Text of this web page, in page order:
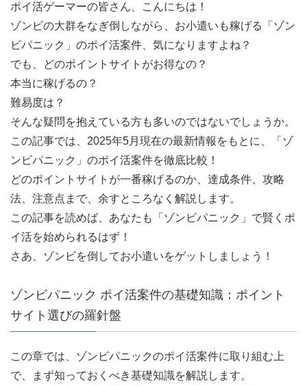
ポイ活ゲーマーの皆さん、こんにちは！
ゾンビの大群をなぎ倒しながら、お小遣いも稼げる「ゾン
ビパニック」のポイ活案件、気になりますよね？
でも、どのポイントサイトがお得なの？
本当に稼げるの？
難易度は？
そんな疑問を抱えている方も多いのではないでしょうか。
この記事では、2025年5月現在の最新情報をもとに、「ゾ
ンビパニック」のポイ活案件を徹底比較！
どのポイントサイトが一番稼げるのか、達成条件、攻略
法、注意点まで、余すところなく解説します。
この記事を読めば、あなたも「ゾンビパニック」で賢くポ
イ活を始められるはず！
さあ、ゾンビを倒してお小遣いをゲットしましょう！
ゾンビパニック ポイ活案件の基礎知識：ポイント
サイト選びの羅針盤
この章では、ゾンビパニックのポイ活案件に取り組む上
で、まず知っておくべき基礎知識を解説します。